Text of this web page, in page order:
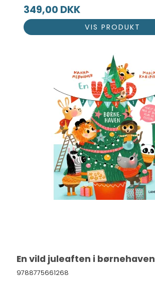
349,00 DKK
VIS PRODUKT
En vild juleaften i børnehaven
9788775661268